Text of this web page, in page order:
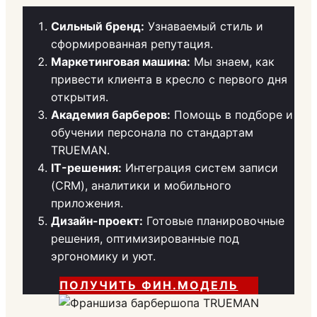
Сильный бренд: Узнаваемый стиль и
сформированная репутация.
Маркетинговая машина: Мы знаем, как
привести клиента в кресло с первого дня
открытия.
Академия барберов: Помощь в подборе и
обучении персонала по стандартам
TRUEMAN.
IT-решения: Интеграция систем записи
(CRM), аналитики и мобильного
приложения.
Дизайн-проект: Готовые планировочные
решения, оптимизированные под
эргономику и уют.
ПОЛУЧИТЬ ФИН.МОДЕЛЬ